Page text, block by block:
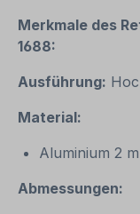
Merkmale des
1688:
Ausführung:
Material:
Aluminium 2
Abmessungen: